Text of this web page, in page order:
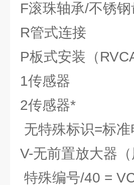
F滚珠轴承/不锈
R管式连接
P板式安装（
1传感器
2传感器*
无特殊标识=标
V-无前置放大器（
特殊编号/40 =